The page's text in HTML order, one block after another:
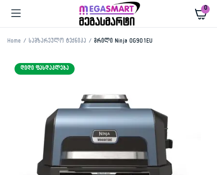
0
Home სამზარეულო ტექნიკა გრილი Ninja OG901EU
ᲓᲘᲓᲘ ᲤᲐᲡᲓᲐᲙᲚᲔᲑᲐ